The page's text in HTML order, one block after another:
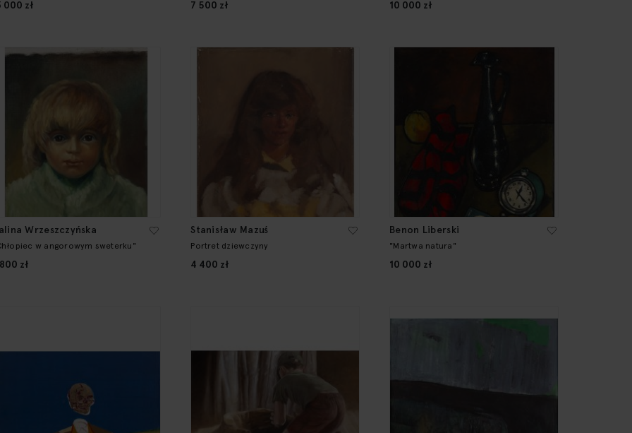
000 zł 7 500 zł 10 000 zł
Wrzeszczyńska
w angorowym sweterku"
zł
Stanisław Mazuś
Portret dziewczyny
4 400 zł
Benon Liberski
"Martwa natura"
10 000 zł